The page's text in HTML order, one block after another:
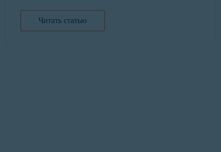
Читать статью